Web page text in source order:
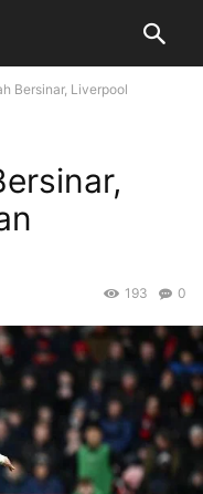
Bersinar, Liverpool
0
193